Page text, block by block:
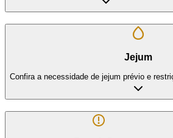
Jejum
Confira a necessidade de jejum prévio e